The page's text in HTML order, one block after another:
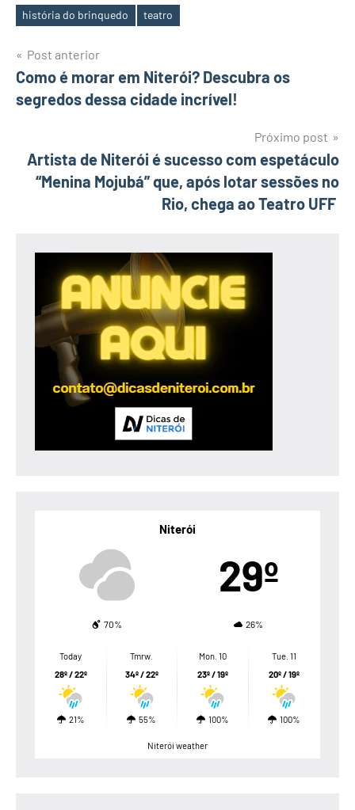
Tags
história do brinquedo teatro
Navegação
de
Post anterior
Como é morar em Niterói? Descubra os
segredos dessa cidade incrível!
Próximo post
Artista de Niterói é sucesso com espetáculo
“Menina Mojubá” que, após lotar sessões no
Rio, chega ao Teatro UFF
Niterói
29º
70% 26%
Today
28º / 22º
21%
Tmrw.
34º / 22º
55%
Mon. 10
23º / 19º
100%
Tue. 11
20º / 19º
100%
Niterói weather